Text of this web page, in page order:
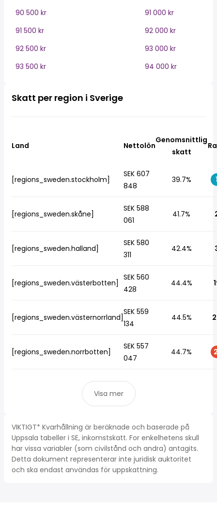
90 500 kr
91 000 kr
91 500 kr
92 000 kr
92 500 kr
93 000 kr
93 500 kr
94 000 kr
Skatt per region i Sverige
Land Nettolön
Genomsnittlig
skatt
[regions_sweden.stockholm]
SEK 607
848
39.7%
[regions_sweden.skåne]
SEK 588
061
41.7%
[regions_sweden.halland]
SEK 580
311
42.4%
[regions_sweden.västerbotten]
SEK 560
428
44.4%
[regions_sweden.västernorrland]
SEK 559
134
44.5%
[regions_sweden.norrbotten]
SEK 557
047
44.7%
Visa mer
VIKTIGT* Kvarhållning är beräknade och baserade på
Uppsala tabeller i SE, inkomstskatt. For enkelhetens skull
har vissa variabler (som civilstånd och andra) antagits.
Detta dokument representerar inte juridisk auktoritet
och ska endast användas för uppskattning.